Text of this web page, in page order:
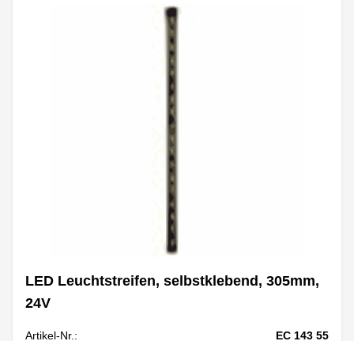
LED Leuchtstreifen, selbstklebend, 305mm,
24V
Artikel-Nr.: EC 143 55